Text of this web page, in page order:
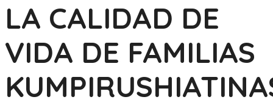
LA CALIDAD DE
VIDA DE FAMILIAS